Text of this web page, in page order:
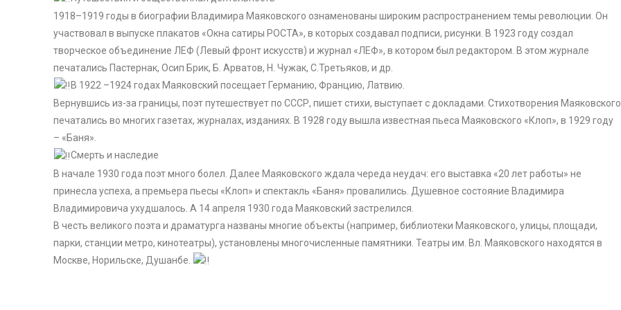
1918–1919 годы в биографии Владимира Маяковского ознаменованы широким распространением темы революции. Он
участвовал в выпуске плакатов «Окна сатиры РОСТА», в которых создавал подписи, рисунки. В 1923 году создал
творческое объединение ЛЕФ (Левый фронт искусств) и журнал «ЛЕФ», в котором был редактором. В этом журнале
печатались Пастернак, Осип Брик, Б. Арватов, Н. Чужак, С.Третьяков, и др.
В 1922 –1924 годах Маяковский посещает Германию, Францию, Латвию.
Вернувшись из-за границы, поэт путешествует по СССР, пишет стихи, выступает с докладами. Стихотворения Маяковского
печатались во многих газетах, журналах, изданиях. В 1928 году вышла известная пьеса Маяковского «Клоп», в 1929 году
– «Баня».
Смерть и наследие
В начале 1930 года поэт много болел. Далее Маяковского ждала череда неудач: его выставка «20 лет работы» не
принесла успеха, а премьера пьесы «Клоп» и спектакль «Баня» провалились. Душевное состояние Владимира
Владимировича ухудшалось. А 14 апреля 1930 года Маяковский застрелился.
В честь великого поэта и драматурга названы многие объекты (например, библиотеки Маяковского, улицы, площади,
парки, станции метро, кинотеатры), установлены многочисленные памятники. Театры им. Вл. Маяковского находятся в
Москве, Норильске, Душанбе.